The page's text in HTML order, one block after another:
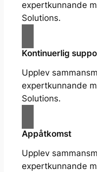
expertkunnande
Solutions.
Kontinuerlig
Upplev
expertkunnande
Solutions.
Appåtkomst
Upplev
expertkunnande